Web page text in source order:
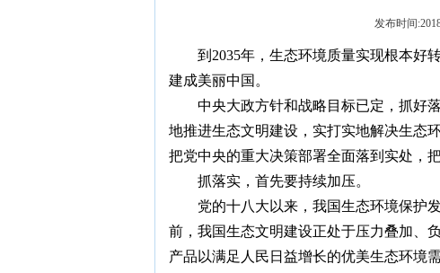
发布时间
到2035年，生态环境质量实现根本好
建成美丽中国。
中央大政方针和战略目标已定，抓好
地推进生态文明建设，实打实地解决生态
把党中央的重大决策部署全面落到实处，
抓落实，首先要持续加压。
党的十八大以来，我国生态环境保护
前，我国生态文明建设正处于压力叠加、
产品以满足人民日益增长的优美生态环境